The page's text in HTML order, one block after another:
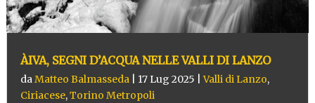
ÀIVA, SEGNI D’ACQUA NELLE VALLI DI LANZO
daMatteo Balmasseda| 17 Lug 2025 |Valli di Lanzo,
Ciriacese,Torino Metropoli